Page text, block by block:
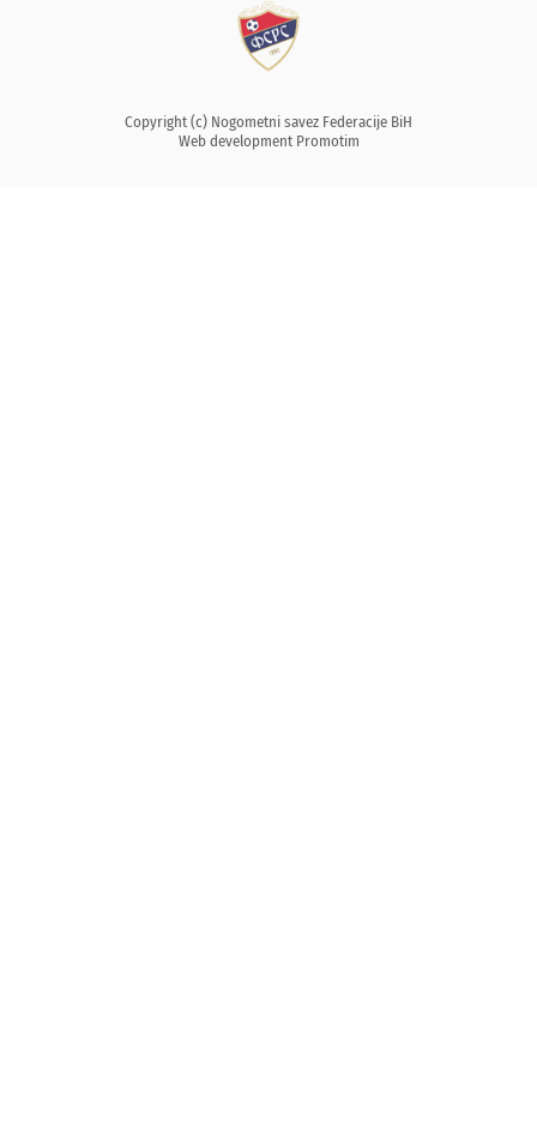
Copyright (c) Nogometni savez Federacije BiH
Web development Promotim